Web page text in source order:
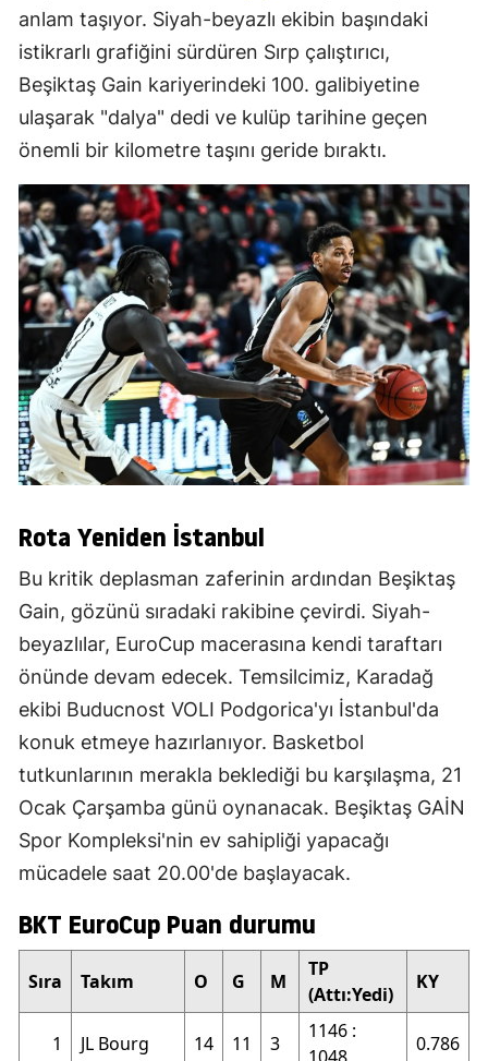
anlam taşıyor. Siyah-beyazlı ekibin başındaki
istikrarlı grafiğini sürdüren Sırp çalıştırıcı,
Beşiktaş Gain kariyerindeki 100. galibiyetine
ulaşarak "dalya" dedi ve kulüp tarihine geçen
önemli bir kilometre taşını geride bıraktı.
Rota Yeniden İstanbul
Bu kritik deplasman zaferinin ardından Beşiktaş
Gain, gözünü sıradaki rakibine çevirdi. Siyah-
beyazlılar, EuroCup macerasına kendi taraftarı
önünde devam edecek. Temsilcimiz, Karadağ
ekibi Buducnost VOLI Podgorica'yı İstanbul'da
konuk etmeye hazırlanıyor. Basketbol
tutkunlarının merakla beklediği bu karşılaşma, 21
Ocak Çarşamba günü oynanacak. Beşiktaş GAİN
Spor Kompleksi'nin ev sahipliği yapacağı
mücadele saat 20.00'de başlayacak.
BKT EuroCup Puan durumu
Sıra Takım O G M
TP
(Attı:Yedi)
KY
1 JL Bourg 14 11 3
1146 :
0.786